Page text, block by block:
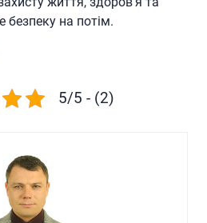
безпеку на потім.
5/5 - (2)